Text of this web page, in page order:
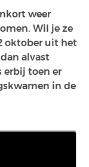
weer
Wil je ze
oktober uit het
alvast
erbij toen er
in de